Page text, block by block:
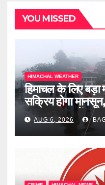
YOU MISSED
HIMACHAL WEATHER
हिमाचल के लिए बड़ा
सक्रिय होगा
रहा खतरा, जानें पूरी
AUG 6, 2026